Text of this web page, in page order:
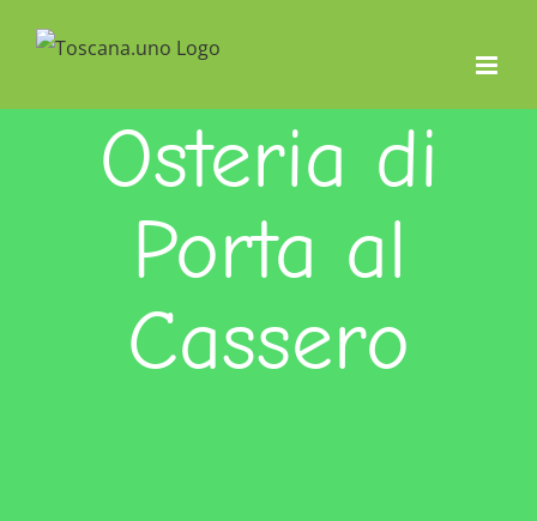
Osteria di
Porta al
Cassero